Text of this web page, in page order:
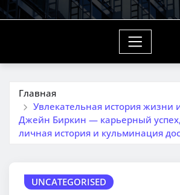
Главная
Увлекательная история жизни
Джейн Биркин — карьерный
личная история и кульминация
UNCATEGORISED